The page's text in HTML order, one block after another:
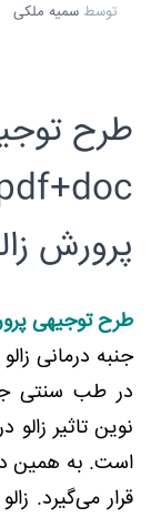
توسط سمیه ملکی
طرح
پرورش
طرح توجیهی
جنبه درمانی
در طب سنتی
نوین تاثیر
است. به همین
قرار می‌گیرد.